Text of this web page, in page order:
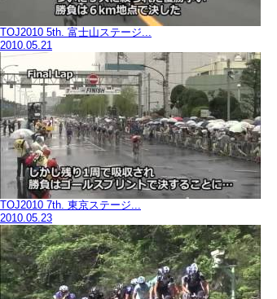
TOJ2010 5th. 富士山ステージ...
2010.05.21
TOJ2010 7th. 東京ステージ...
2010.05.23